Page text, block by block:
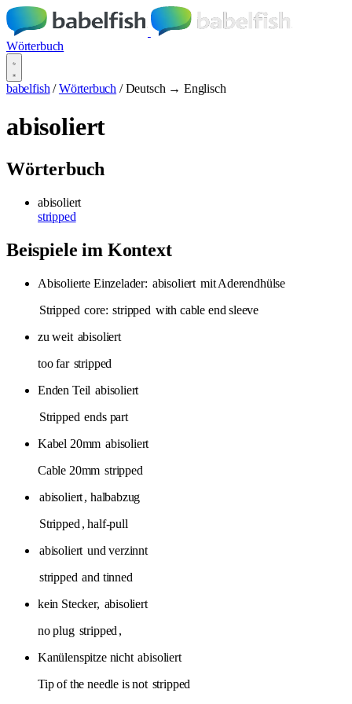
Wörterbuch
babelfish / Wörterbuch / Deutsch → Englisch
abisoliert
Wörterbuch
abisoliert
stripped
Beispiele im Kontext
Abisolierte Einzelader: abisoliert mit Aderendhülse
Stripped core: stripped with cable end sleeve
zu weit abisoliert
too far stripped
Enden Teil abisoliert
Stripped ends part
Kabel 20mm abisoliert
Cable 20mm stripped
abisoliert, halbabzug
Stripped , half-pull
abisoliert und verzinnt
stripped and tinned
kein Stecker, abisoliert
no plug stripped ,
Kanülenspitze nicht abisoliert
Tip of the needle is not stripped